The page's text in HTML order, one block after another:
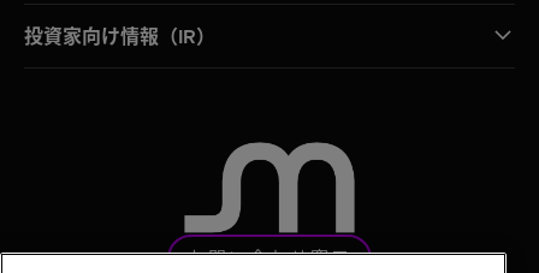
投資家向け情報（IR）
お問い合わせ窓口